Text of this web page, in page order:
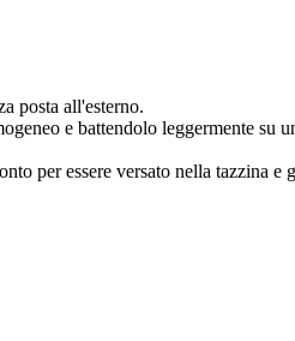
posta all'esterno.
e battendolo leggermente su
per essere versato nella tazzina e